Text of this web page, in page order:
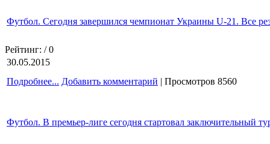
Футбол. Сегодня завершился чемпионат Украины U-21. Все
Рейтинг: / 0
30.05.2015
Подробнее... Добавить комментарий | Просмотров 8560
Футбол. В премьер-лиге сегодня стартовал заключительный